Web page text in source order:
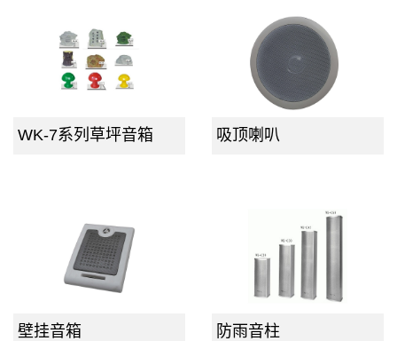
WK-7系列草坪音箱 吸顶喇叭
壁挂音箱 防雨音柱